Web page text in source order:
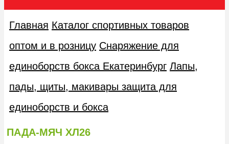
Главная Каталог спортивных товаров
оптом и в розницу Снаряжение для
единоборств бокса Екатеринбург Лапы,
пады, щиты, макивары защита для
единоборств и бокса
ПАДА-МЯЧ ХЛ26